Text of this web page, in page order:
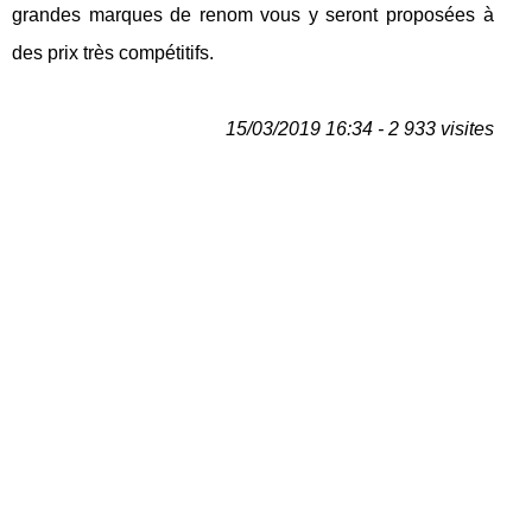
grandes marques de renom vous y seront proposées à
des prix très compétitifs.
15/03/2019 16:34 - 2 933 visites